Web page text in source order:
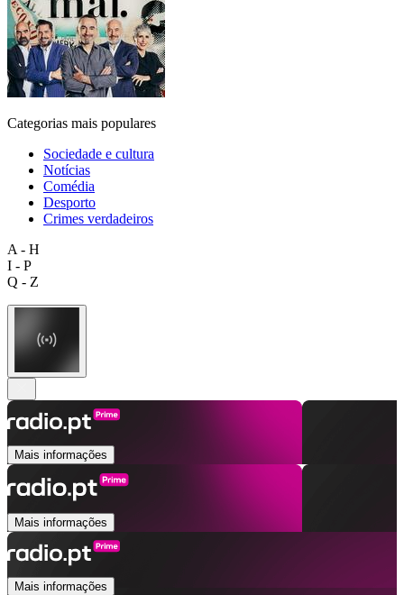
Categorias mais populares
Sociedade e cultura
Notícias
Comédia
Desporto
Crimes verdadeiros
A - H
I - P
Q - Z
Mais informações
Mais informações
Mais informações